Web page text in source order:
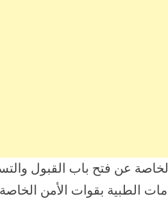
عن فتح باب القبول
الطبية بقوات الأمن